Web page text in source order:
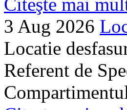
3 Aug 2026
Locatie
Referent de